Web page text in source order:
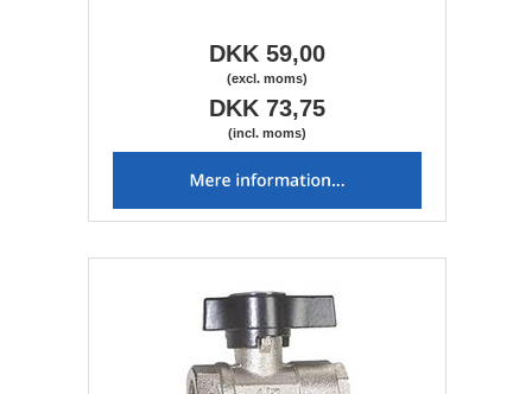
DKK 59,00
(excl. moms)
DKK 73,75
(incl. moms)